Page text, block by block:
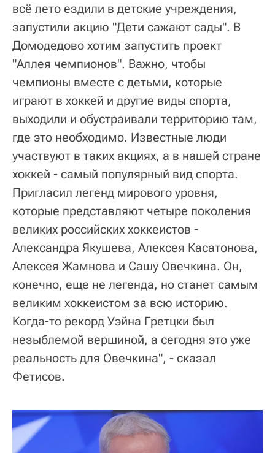
всё лето ездили в детские учреждения,
запустили акцию "Дети сажают сады". В
Домодедово хотим запустить проект
"Аллея чемпионов". Важно, чтобы
чемпионы вместе с детьми, которые
играют в хоккей и другие виды спорта,
выходили и обустраивали территорию там,
где это необходимо. Известные люди
участвуют в таких акциях, а в нашей стране
хоккей - самый популярный вид спорта.
Пригласил легенд мирового уровня,
которые представляют четыре поколения
великих российских хоккеистов -
Александра Якушева, Алексея Касатонова,
Алексея Жамнова и Сашу Овечкина. Он,
конечно, еще не легенда, но станет самым
великим хоккеистом за всю историю.
Когда-то рекорд Уэйна Гретцки был
незыблемой вершиной, а сегодня это уже
реальность для Овечкина", - сказал
Фетисов.